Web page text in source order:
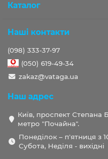
Каталог
Наші контакти
(098) 333-37-97
(050) 619-49-34
zakaz@vataga.ua
Наш адрес
Київ, проспект Степана
метро "Почайна".
Понеділок – п'ятниця з
Субота, Неділя - вихідні